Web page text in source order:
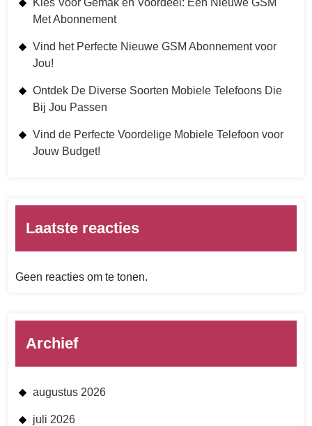
Kies Voor Gemak en Voordeel: Een Nieuwe GSM
Met Abonnement
Vind het Perfecte Nieuwe GSM Abonnement voor
Jou!
Ontdek De Diverse Soorten Mobiele Telefoons Die
Bij Jou Passen
Vind de Perfecte Voordelige Mobiele Telefoon voor
Jouw Budget!
Laatste reacties
Geen reacties om te tonen.
Archief
augustus 2026
juli 2026